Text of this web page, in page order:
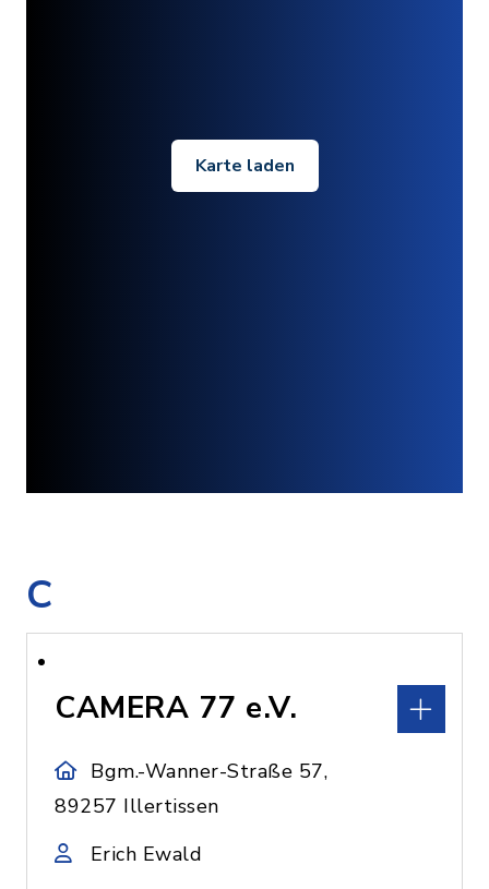
Karte laden
C
CAMERA 77 e.V.
Bgm.-Wanner-Straße 57,
89257 Illertissen
Erich Ewald